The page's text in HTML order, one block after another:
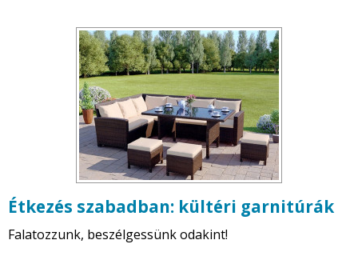
Étkezés szabadban: kültéri garnitúrák
Falatozzunk, beszélgessünk odakint!